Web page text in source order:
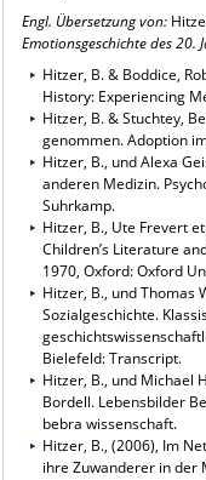
Engl. Übersetzung von:
Emotionsgeschichte des 20.
Hitzer, B. & Boddice,
History: Experiencing
Hitzer, B. & Stuchtey,
genommen. Adoption
Hitzer, B., und Alexa
anderen Medizin.
Suhrkamp.
Hitzer, B., Ute Frevert
Children’s Literature
1970, Oxford: Oxford
Hitzer, B., und Thomas
Sozialgeschichte.
Bielefeld: Transcript.
Hitzer, B., und Michael
Bordell. Lebensbilder
bebra wissenschaft.
Hitzer, B., (2006), Im
ihre Zuwanderer in der